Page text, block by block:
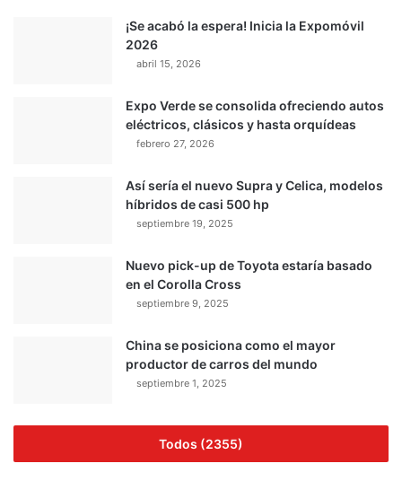
¡Se acabó la espera! Inicia la Expomóvil
2026
abril 15, 2026
Expo Verde se consolida ofreciendo autos
eléctricos, clásicos y hasta orquídeas
febrero 27, 2026
Así sería el nuevo Supra y Celica, modelos
híbridos de casi 500 hp
septiembre 19, 2025
Nuevo pick-up de Toyota estaría basado
en el Corolla Cross
septiembre 9, 2025
China se posiciona como el mayor
productor de carros del mundo
septiembre 1, 2025
Todos (2355)